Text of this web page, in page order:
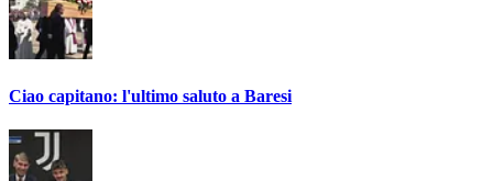
Ciao capitano: l'ultimo saluto a Baresi